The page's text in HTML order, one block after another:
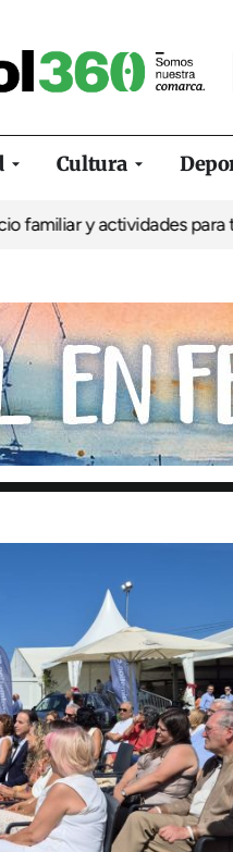
Cultura
actividades para todos los